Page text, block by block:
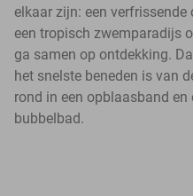
elkaar zijn: een
een tropisch zwemparadijs
ga samen op ontdekking.
het snelste beneden is van
rond in een opblaasband
bubbelbad.